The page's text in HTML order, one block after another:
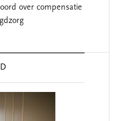
over compensatie